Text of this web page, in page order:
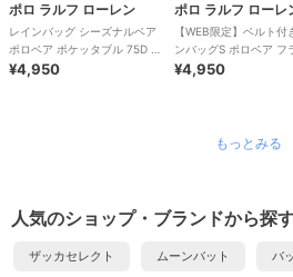
ポロ ラルフ ローレン
レインバッグ シーズナルベア
ポロベア ポケッタブル 75D ユ
ニセックス
¥4,950
ポロ ラルフ ローレ
【WEB限定】ベルト付
ンバッグS ポロベア フ
ベア ユニセックス
¥4,950
もっとみる
人気のショップ・ブランドから探
ザッカセレクト ムーンバット バ